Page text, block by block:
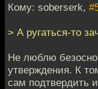
Кому: soberserk,
> А ругаться-то
Не люблю
утверждения. К
сам подтвердить